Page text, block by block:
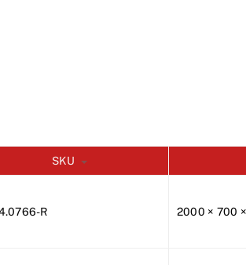
SKU
R 2000 × 700